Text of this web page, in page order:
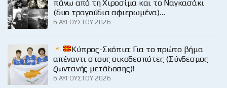
πάνω από τη Χιροσίμα και το Ναγκασάκι
(δυο τραγούδια αφιερωμένα)…
6 ΑΥΓΟΎΣΤΟΥ 2026
Κύπρος-Σκόπια: Για το πρώτο βήμα
απέναντι στους οικοδεσπότες (Σύνδεσμος
ζωντανής μετάδοσης)!
6 ΑΥΓΟΎΣΤΟΥ 2026